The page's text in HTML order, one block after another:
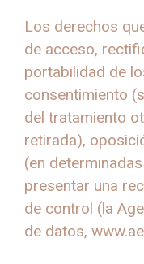
Los derechos
de acceso,
portabilidad de
consentimiento
del tratamiento
retirada),
(en
presentar una
de control (la
de datos,